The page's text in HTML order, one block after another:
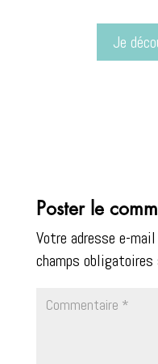
Je
Poster le
Votre adresse e-
champs